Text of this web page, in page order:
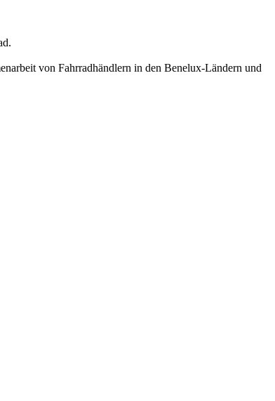
von Fahrradhändlern in den Benelux-Ländern und